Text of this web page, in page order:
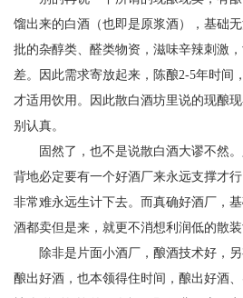
馏出来的白酒（也即是原浆酒），基础
批的杂醇类、醛类物资，滋味辛辣刺激
差。因此需求寄放起来，陈酿2-5年时间
才适用饮用。因此散白酒坊里说的现酿
别认真。
固然了，也不是说散白酒大谬不然
背地必定要有一个好酒厂来永远支撑才
非常难永远生计下去。而真确好酒厂，
酒都卖但是来，就更不消想利润低的散装
除非是片面小酒厂，酿酒技术好，
酿出好酒，也本领得住时间，酿出好酒